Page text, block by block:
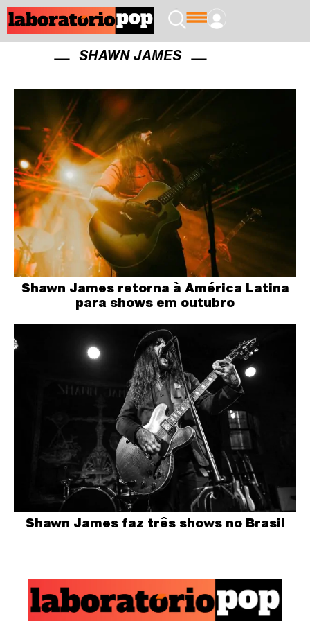
SHAWN JAMES
Shawn James retorna à América Latina
para shows em outubro
Shawn James faz três shows no Brasil